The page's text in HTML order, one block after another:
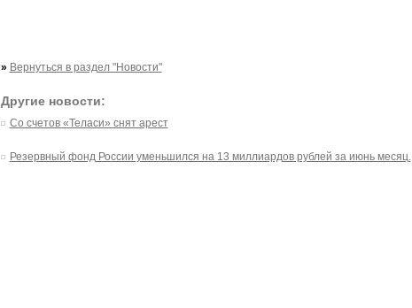
» Вернуться в раздел "Новости"
Другие новости:
Со счетов «Теласи» снят арест
Резервный фонд России уменьшился на 13 миллиардов рублей за июнь месяц.